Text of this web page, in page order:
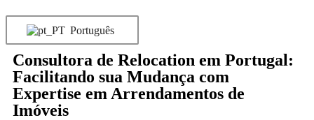
Português
Consultora de Relocation em Portugal:
Facilitando sua Mudança com
Expertise em Arrendamentos de
Imóveis